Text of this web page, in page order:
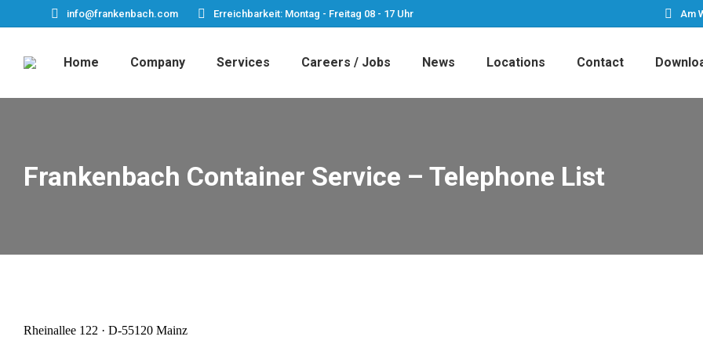
info@frankenbach.com Erreichbarkeit: Montag - Freitag 08 - 17 Uhr Am
Home Company Services Careers / Jobs News Locations Contact
Frankenbach Container Service – Telephone List
Rheinallee 122 · D-55120 Mainz